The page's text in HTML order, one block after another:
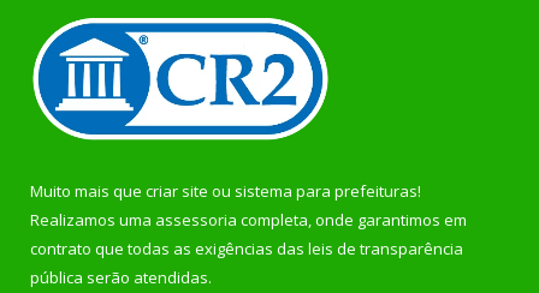
Muito mais que criar site ou sistema para prefeituras!
Realizamos uma assessoria completa, onde garantimos em
contrato que todas as exigências das leis de transparência
pública serão atendidas.